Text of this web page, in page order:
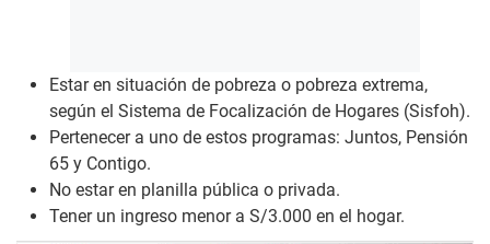
Estar en situación de pobreza o pobreza extrema,
según el Sistema de Focalización de Hogares (Sisfoh).
Pertenecer a uno de estos programas: Juntos, Pensión
65 y Contigo.
No estar en planilla pública o privada.
Tener un ingreso menor a S/3.000 en el hogar.